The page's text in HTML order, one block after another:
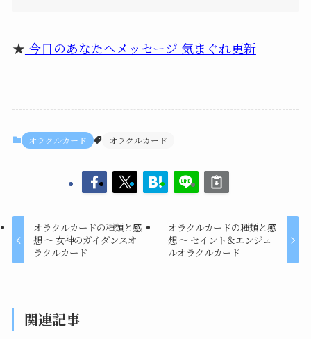
★ 今日のあなたへメッセージ 気まぐれ更新
オラクルカード オラクルカード
オラクルカードの種類と感
想 ～ 女神のガイダンスオ
ラクルカード
オラクルカードの種類と感
想 ～ セイント＆エンジェ
ルオラクルカード
関連記事